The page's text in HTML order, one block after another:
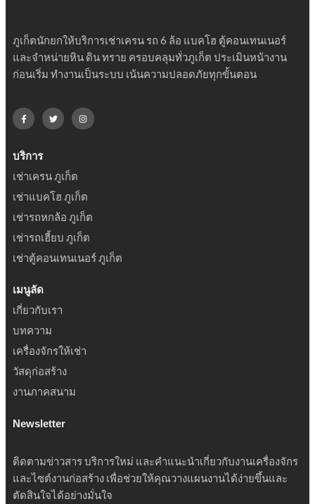
ภูเก็ตนักยกให้บริการเช่าเครน รถ 6 ล้อ แบคโฮ ตู้คอนเทนเนอร์
และจำหน่ายหิน ดิน ทราย ครอบคลุมทั่วภูเก็ต ประเมินหน้างาน
ก่อนเริ่ม ทำงานเป็นระบบ เน้นความปลอดภัยทุกขั้นตอน
บริการ
เช่าเครน ภูเก็ต
เช่าแบคโฮ ภูเก็ต
เช่ารถหกล้อ ภูเก็ต
เช่ารถเฮี้ยบ ภูเก็ต
เช่าตู้คอนเทนเนอร์ ภูเก็ต
เมนูลัด
เกี่ยวกับเรา
บทความ
เครื่องจักรให้เช่า
วัสดุก่อสร้าง
งานภาคสนาม
Newsletter
ติดตามข่าวสาร บริการใหม่ และคำแนะนำเกี่ยวกับงานเครื่องจักร
และไซต์งานก่อสร้าง เพื่อช่วยให้คุณวางแผนงานได้ง่ายขึ้นและ
ตัดสินใจได้อย่างมั่นใจ